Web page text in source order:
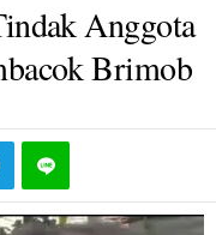
Anggota
Brimob